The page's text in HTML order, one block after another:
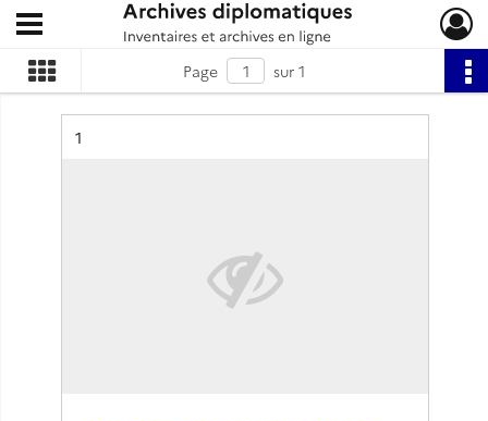
Archives diplomatiques
Ouvrir le menu déroulant
Page sur 1
Résultat n°
1